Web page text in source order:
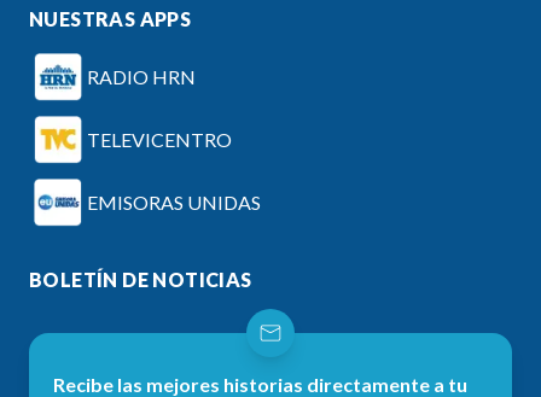
NUESTRAS APPS
RADIO HRN
TELEVICENTRO
EMISORAS UNIDAS
BOLETÍN DE NOTICIAS
Recibe las mejores historias directamente a tu